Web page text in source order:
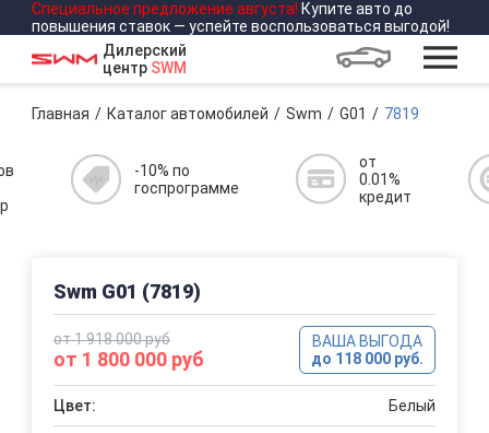
Специальное предложение августа! Купите авто до
повышения ставок — успейте воспользоваться выгодой!
Дилерский
центр SWM
Главная Каталог автомобилей Swm G01 7819
-10% по
госпрограмме
от
0.01%
кредит
Swm G01 (7819)
от 1 918 000 руб
от 1 800 000 руб
ВАША ВЫГОДА
до 118 000 руб.
Цвет: Белый